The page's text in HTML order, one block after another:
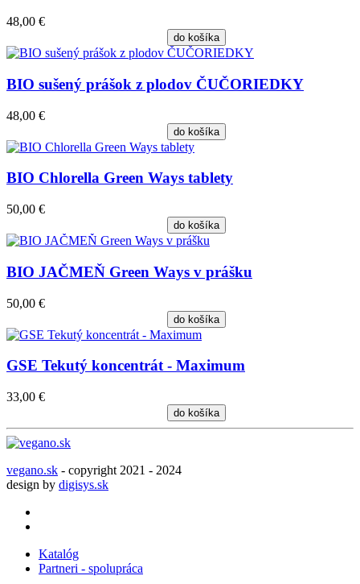
48,00 €
do košíka
BIO sušený prášok z plodov ČUČORIEDKY
48,00 €
do košíka
BIO Chlorella Green Ways tablety
50,00 €
do košíka
BIO JAČMEŇ Green Ways v prášku
50,00 €
do košíka
GSE Tekutý koncentrát - Maximum
33,00 €
do košíka
vegano.sk - copyright 2021 - 2024
design by digisys.sk
Katalóg
Partneri - spolupráca